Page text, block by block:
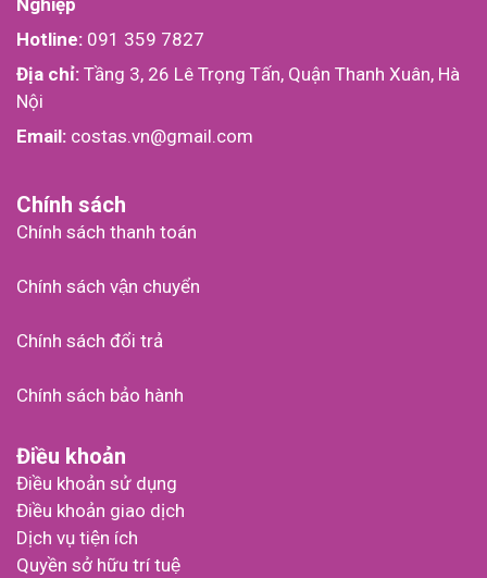
Nghiệp
Hotline: 091 359 7827
Địa chỉ: Tầng 3, 26 Lê Trọng Tấn, Quận Thanh Xuân, Hà
Nội
Email: costas.vn@gmail.com
Chính sách
Chính sách thanh toán
Chính sách vận chuyển
Chính sách đổi trả
Chính sách bảo hành
Điều khoản
Điều khoản sử dụng
Điều khoản giao dịch
Dịch vụ tiện ích
Quyền sở hữu trí tuệ